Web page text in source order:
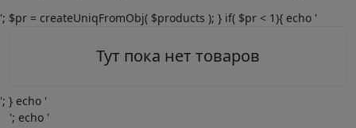
'; $pr = createUniqFromObj( $products ); } if( $pr < 1){ echo '
Тут пока нет товаров
'; } echo '
'; echo '